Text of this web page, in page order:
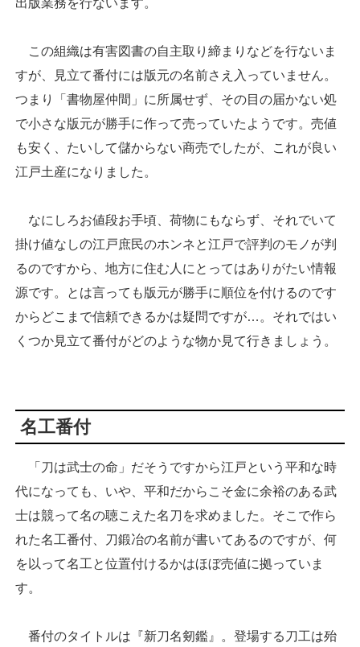
出版業務を行ないます。
この組織は有害図書の自主取り締まりなどを行ないま
すが、見立て番付には版元の名前さえ入っていません。
つまり「書物屋仲間」に所属せず、その目の届かない処
で小さな版元が勝手に作って売っていたようです。売値
も安く、たいして儲からない商売でしたが、これが良い
江戸土産になりました。
なにしろお値段お手頃、荷物にもならず、それでいて
掛け値なしの江戸庶民のホンネと江戸で評判のモノが判
るのですから、地方に住む人にとってはありがたい情報
源です。とは言っても版元が勝手に順位を付けるのです
からどこまで信頼できるかは疑問ですが…。それではい
くつか見立て番付がどのような物か見て行きましょう。
名工番付
「刀は武士の命」だそうですから江戸という平和な時
代になっても、いや、平和だからこそ金に余裕のある武
士は競って名の聴こえた名刀を求めました。そこで作ら
れた名工番付、刀鍛冶の名前が書いてあるのですが、何
を以って名工と位置付けるかはほぼ売値に拠っていま
す。
番付のタイトルは『新刀名剱鑑』。登場する刀工は殆